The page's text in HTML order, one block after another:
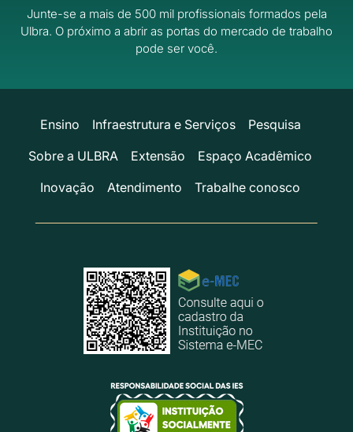
Junte-se a mais de 500 mil profissionais formados pela
Ulbra. O próximo a abrir as portas do mercado de trabalho
pode ser você.
Ensino Infraestrutura e Serviços
Pesquisa
Sobre a ULBRA
Extensão
Espaço Acadêmico
Inovação
Atendimento Trabalhe conosco